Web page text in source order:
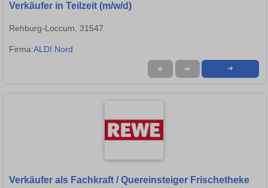
Verkäufer in Teilzeit (m/w/d)
Rehburg-Loccum, 31547
Firma:ALDI Nord
★ ➦ ➜
Verkäufer als Fachkraft / Quereinsteiger Frischetheke